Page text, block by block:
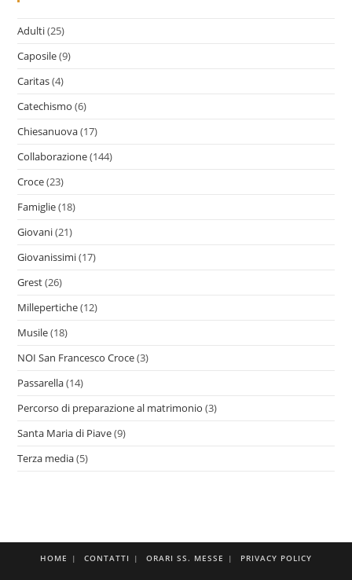
Adulti(25)
Caposile(9)
Caritas(4)
Catechismo (6)
Chiesanuova(17)
Collaborazione(144)
Croce(23)
Famiglie(18)
Giovani(21)
Giovanissimi(17)
Grest(26)
Millepertiche(12)
Musile(18)
NOI San Francesco Croce(3)
Passarella(14)
Percorso di preparazione al matrimonio (3)
Santa Maria di Piave(9)
Terza media(5)
HOME CONTATTI ORARI SS. MESSE PRIVACY POLICY